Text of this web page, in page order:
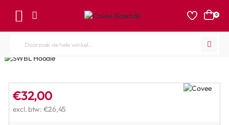
0
Doorzoek
de
winkel...
€32,00
excl. btw: €26,45